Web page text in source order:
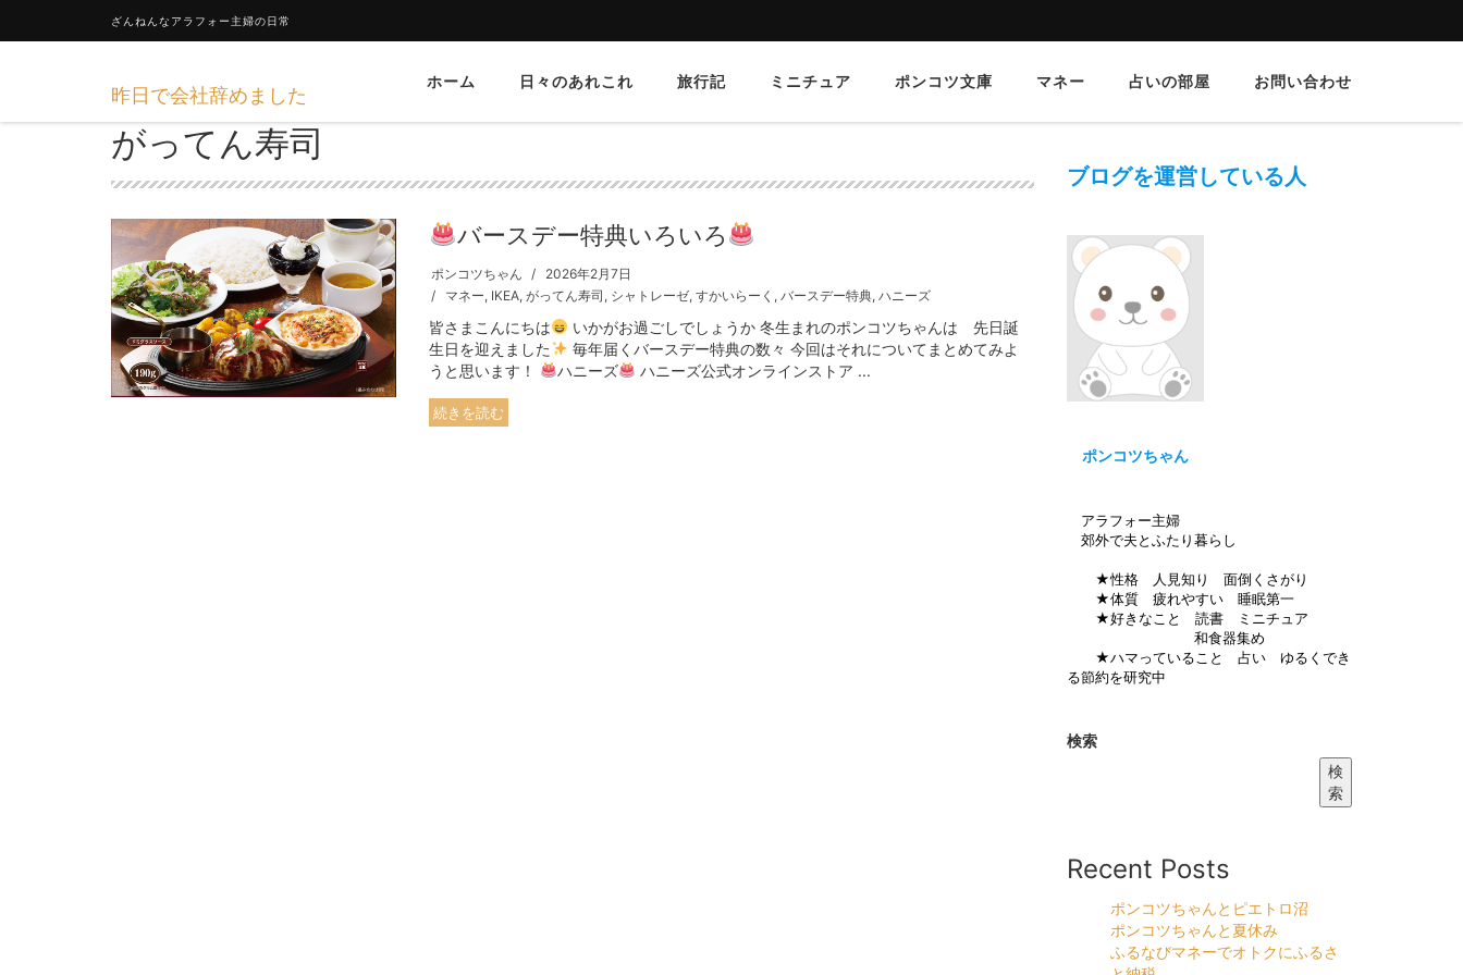
ざんねんなアラフォー主婦の日常
昨日で会社辞めました
ホーム 日々のあれこれ 旅行記 ミニチュア ポンコツ文庫 マネー 占いの部屋 お問い合わせ
がってん寿司
バースデー特典いろいろ
ポンコツちゃん
2026年2月7日
マネー, IKEA,がってん寿司 , シャトレーゼ,すかいらーく , バースデー特典,ハニーズ
皆さまこんにちは
いかがお過ごしでしょうか 冬生まれのポンコツちゃんは 先日誕
生日を迎えました
毎年届くバースデー特典の数々 今回はそれについてまとめてみよ
うと思います！
ハニーズ ハニーズ公式オンラインストア ...
続きを読む
ブログを運営している人
ポンコツちゃん
アラフォー主婦
郊外で夫とふたり暮らし
★性格 人見知り 面倒くさがり
★体質 疲れやすい 睡眠第一
★好きなこと 読書 ミニチュア
和食器集め
★ハマっていること 占い ゆるくでき
る節約を研究中
検索
検
索
Recent Posts
ポンコツちゃんとピエトロ沼
ポンコツちゃんと夏休み
ふるなびマネーでオトクにふるさ